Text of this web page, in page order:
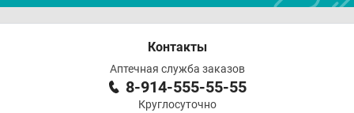
Контакты
Аптечная служба заказов
8-914-555-55-55
Круглосуточно